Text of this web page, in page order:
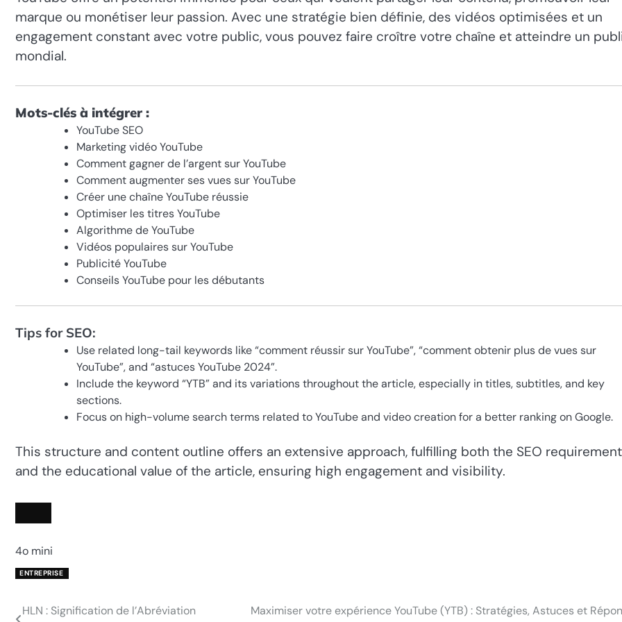
marque ou monétiser leur passion. Avec une stratégie bien définie, des vidéos optimisées et un
engagement constant avec votre public, vous pouvez faire croître votre chaîne et atteindre un
mondial.
Mots-clés à intégrer :
YouTube SEO
Marketing vidéo YouTube
Comment gagner de l’argent sur YouTube
Comment augmenter ses vues sur YouTube
Créer une chaîne YouTube réussie
Optimiser les titres YouTube
Algorithme de YouTube
Vidéos populaires sur YouTube
Publicité YouTube
Conseils YouTube pour les débutants
Tips for SEO:
Use related long-tail keywords like “comment réussir sur YouTube”, “comment obtenir plus de vues sur
YouTube”, and “astuces YouTube 2024”.
Include the keyword “YTB” and its variations throughout the article, especially in titles, subtitles, and key
sections.
Focus on high-volume search terms related to YouTube and video creation for a better ranking on Google.
This structure and content outline offers an extensive approach, fulfilling both the SEO
and the educational value of the article, ensuring high engagement and visibility.
4o mini
ENTREPRISE
Post
HLN : Signification de l’Abréviation
Maximiser votre expérience YouTube (YTB) : Stratégies, Astuces et